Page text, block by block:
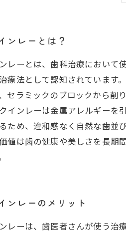
ンレーとは？
レーとは、歯科治療において
療法として認知されています
セラミックのブロックから削
インレーは金属アレルギーを
ため、違和感なく自然な歯並
値は歯の健康や美しさを長期
ンレーのメリット
レーは、歯医者さんが使う治